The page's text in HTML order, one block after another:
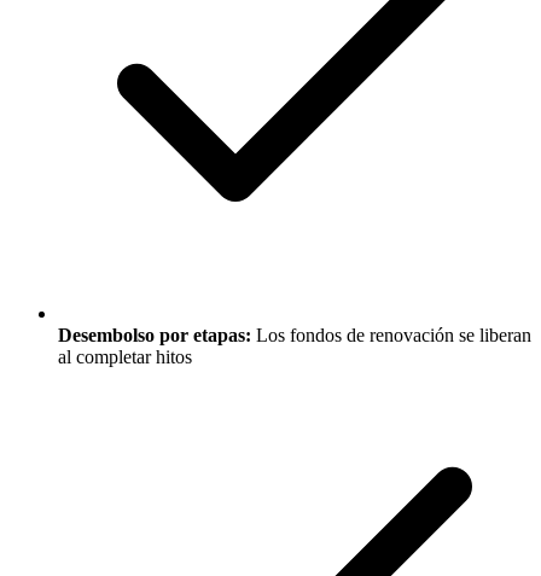
Desembolso por etapas: Los fondos de renovación se liberan
al completar hitos